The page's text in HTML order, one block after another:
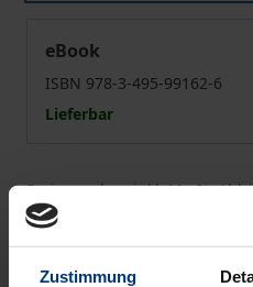
Zustimmung
eBook
ISBN 978-3-495-99162-6
Lieferbar
Preisangaben inkl. MwSt.
kann die MwSt. an der Kasse
In den